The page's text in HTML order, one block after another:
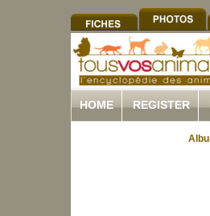
HOME REGISTER